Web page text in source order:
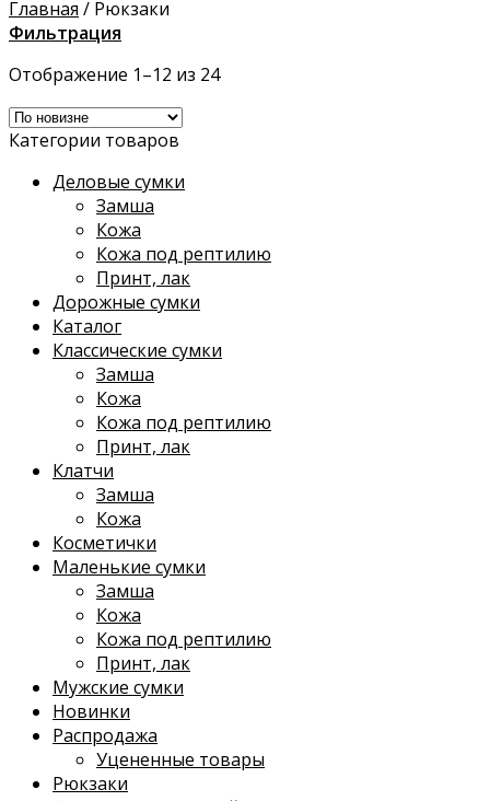
Главная / Рюкзаки
Фильтрация
Отображение 1–12 из 24
Категории товаров
Деловые сумки
Замша
Кожа
Кожа под рептилию
Принт, лак
Дорожные сумки
Каталог
Классические сумки
Замша
Кожа
Кожа под рептилию
Принт, лак
Клатчи
Замша
Кожа
Косметички
Маленькие сумки
Замша
Кожа
Кожа под рептилию
Принт, лак
Мужские сумки
Новинки
Распродажа
Уцененные товары
Рюкзаки